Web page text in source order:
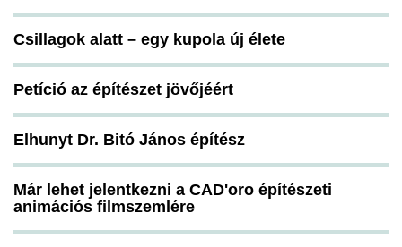
Csillagok alatt – egy kupola új élete
Petíció az építészet jövőjéért
Elhunyt Dr. Bitó János építész
Már lehet jelentkezni a CAD'oro építészeti
animációs filmszemlére